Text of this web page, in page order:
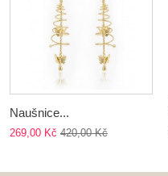
Naušnice...
269,00 Kč 420,00 Kč